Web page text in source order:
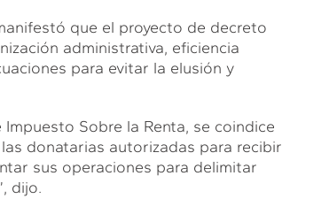
que el proyecto de decreto
administrativa, eficiencia
para evitar la elusión y
Sobre la Renta, se coindice
donatarias autorizadas para recibir
sus operaciones para delimitar
dijo.